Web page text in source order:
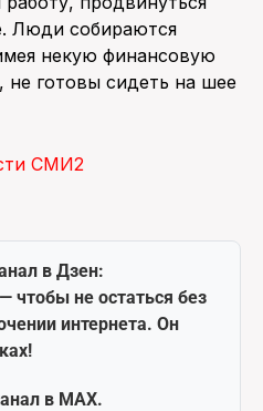
Люди собираются
некую финансовую
не готовы сидеть на шее
СМИ2
в Дзен:
— чтобы не остаться без
интернета. Он
в MAX.